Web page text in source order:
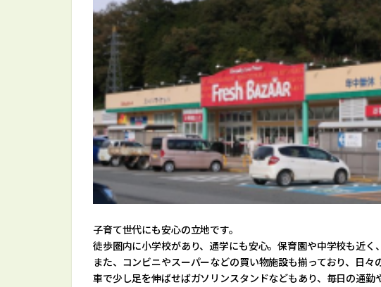
子育て世代にも安心の立地です。
徒歩圏内に小学校があり、通学にも安心。保育園や中学校も近く
また、コンビニやスーパーなどの買い物施設も揃っており、日々
車で少し足を伸ばせばガソリンスタンドなどもあり、毎日の通勤